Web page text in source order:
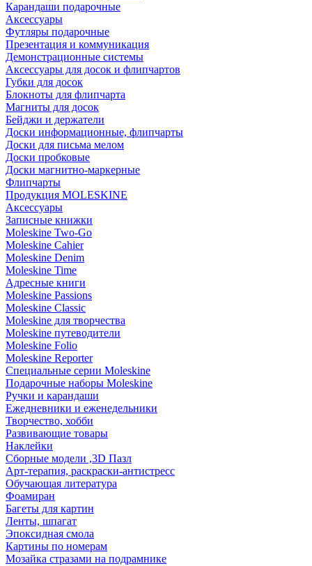
Карандаши подарочные
Аксессуары
Футляры подарочные
Презентация и коммуникация
Демонстрационные системы
Аксессуары для досок и флипчартов
Губки для досок
Блокноты для флипчарта
Магниты для досок
Бейджи и держатели
Доски информационные, флипчарты
Доски для письма мелом
Доски пробковые
Доски магнитно-маркерные
Флипчарты
Продукция MOLESKINE
Аксессуары
Записные книжки
Moleskine Two-Go
Moleskine Cahier
Moleskine Denim
Moleskine Time
Адресные книги
Moleskine Passions
Moleskine Classic
Moleskine для творчества
Moleskine путеводители
Moleskine Folio
Moleskine Reporter
Специальные серии Moleskine
Подарочные наборы Moleskine
Ручки и карандаши
Ежедневники и еженедельники
Творчество, хобби
Развивающие товары
Наклейки
Сборные модели ,3D Пазл
Арт-терапия, раскраски-антистресс
Обучающая литература
Фоамиран
Багеты для картин
Ленты, шпагат
Эпоксидная смола
Картины по номерам
Мозайка стразами на подрамнике